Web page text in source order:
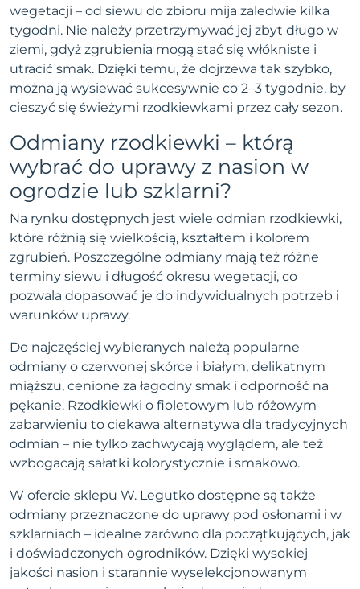
wegetacji – od siewu do zbioru mija zaledwie kilka
tygodni. Nie należy przetrzymywać jej zbyt długo w
ziemi, gdyż zgrubienia mogą stać się włókniste i
utracić smak. Dzięki temu, że dojrzewa tak szybko,
można ją wysiewać sukcesywnie co 2–3 tygodnie, by
cieszyć się świeżymi rzodkiewkami przez cały sezon.
Odmiany rzodkiewki – którą
wybrać do uprawy z nasion w
ogrodzie lub szklarni?
Na rynku dostępnych jest wiele odmian rzodkiewki,
które różnią się wielkością, kształtem i kolorem
zgrubień. Poszczególne odmiany mają też różne
terminy siewu i długość okresu wegetacji, co
pozwala dopasować je do indywidualnych potrzeb i
warunków uprawy.
Do najczęściej wybieranych należą popularne
odmiany o czerwonej skórce i białym, delikatnym
miąższu, cenione za łagodny smak i odporność na
pękanie. Rzodkiewki o fioletowym lub różowym
zabarwieniu to ciekawa alternatywa dla tradycyjnych
odmian – nie tylko zachwycają wyglądem, ale też
wzbogacają sałatki kolorystycznie i smakowo.
W ofercie sklepu W. Legutko dostępne są także
odmiany przeznaczone do uprawy pod osłonami i w
szklarniach – idealne zarówno dla początkujących, jak
i doświadczonych ogrodników. Dzięki wysokiej
jakości nasion i starannie wyselekcjonowanym